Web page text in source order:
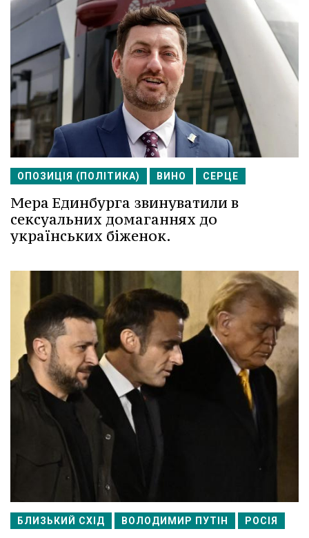
ОПОЗИЦІЯ (ПОЛІТИКА) ВИНО СЕРЦЕ
Мера Единбурга звинуватили в
сексуальних домаганнях до
українських біженок.
БЛИЗЬКИЙ СХІД ВОЛОДИМИР ПУТІН РОСІЯ